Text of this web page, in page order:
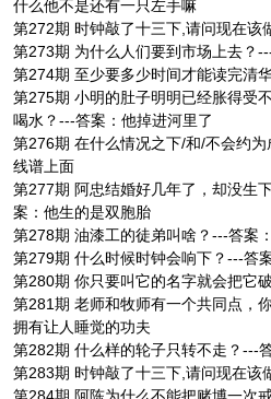
什么他不是还有一只左手嘛
第272期 时钟敲了十三下,请问现在该
第273期 为什么人们要到市场上去？
第274期 至少要多少时间才能读完清
第275期 小明的肚子明明已经胀得受
喝水？---答案：他掉进河里了
第276期 在什么情况之下/和/不会约
线谱上面
第277期 阿忠结婚好几年了，却没生
案：他生的是双胞胎
第278期 油漆工的徒弟叫啥？---答案
第279期 什么时候时钟会响下？---答
第280期 你只要叫它的名字就会把它
第281期 老师和牧师有一个共同点，
拥有让人睡觉的功夫
第282期 什么样的轮子只转不走？---
第283期 时钟敲了十三下,请问现在该